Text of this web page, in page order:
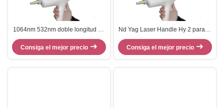
1064nm 532nm doble longitud de
onda Q Switch Nd Yad Laser
Manilla
Consiga el mejor precio
Nd Yag Laser Handle Hy 2 para la
eliminación de la tensión con
doble longitud de onda
Consiga el mejor precio